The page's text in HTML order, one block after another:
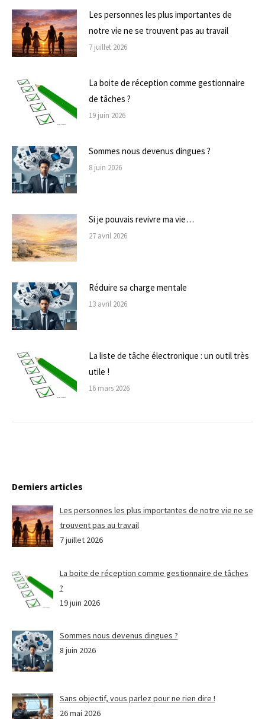
Les personnes les plus importantes de
notre vie ne se trouvent pas au travail
7 juillet 2026
La boite de réception comme gestionnaire
de tâches ?
19 juin 2026
Sommes nous devenus dingues ?
8 juin 2026
Si je pouvais revivre ma vie…
27 avril 2026
Réduire sa charge mentale
13 avril 2026
La liste de tâche électronique : un outil très
utile !
16 mars 2026
Derniers articles
Les personnes les plus importantes de notre vie ne se
trouvent pas au travail
7 juillet 2026
La boite de réception comme gestionnaire de tâches
?
19 juin 2026
Sommes nous devenus dingues ?
8 juin 2026
Sans objectif, vous parlez pour ne rien dire !
26 mai 2026